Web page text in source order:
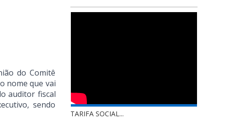
do Comitê
nome que vai
auditor fiscal
sendo
TARIFA SOCIAL...